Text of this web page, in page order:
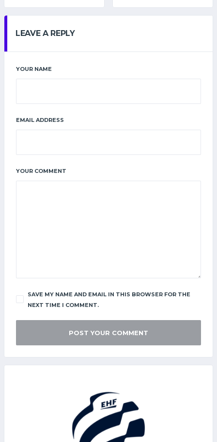
LEAVE A REPLY
YOUR NAME
EMAIL ADDRESS
YOUR COMMENT
SAVE MY NAME AND EMAIL IN THIS BROWSER FOR THE
NEXT TIME I COMMENT.